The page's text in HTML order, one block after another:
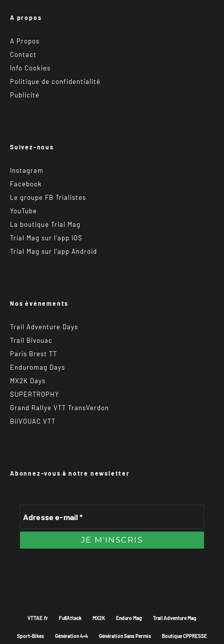
A propos
A Propos
Contact
Info Cookies
Politique de confidentialité
Publicité
Suivez-nous
Instagram
Facebook
Le groupe FB Trialistes
YouTube
La boutique Trial Mag
Trial Mag sur l’app IOS
Trial Mag sur l’app Android
Nos événements
Trail Adventure Days
Trail Bivouac
Paris Brest TT
Enduromag Days
MX2K Days
SUPERTROPHY
Grand Rallye VTT TransVerdon
BiiVOUAC VTT
Abonnez-vous à notre newsletter
VTTAE.fr FullAttack MX2K Enduro Mag Trail Adventure Mag
Sport-Bikes Génération 4×4 Génération Sans Permis Boutique CPPRESSE